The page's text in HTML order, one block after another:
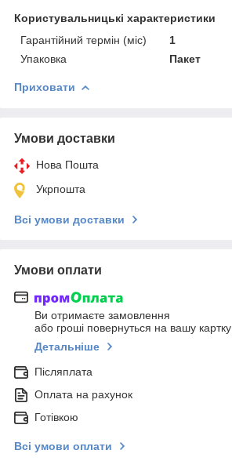
Користувальницькі характеристики
Гарантійний термін (міс)
1
Упаковка
Пакет
Приховати
Умови доставки
Нова Пошта
Укрпошта
Всі умови доставки
Умови оплати
Ви отримаєте замовлення
або гроші повернуться на вашу картку
Детальніше
Післяплата
Оплата на рахунок
Готівкою
Всі умови оплати